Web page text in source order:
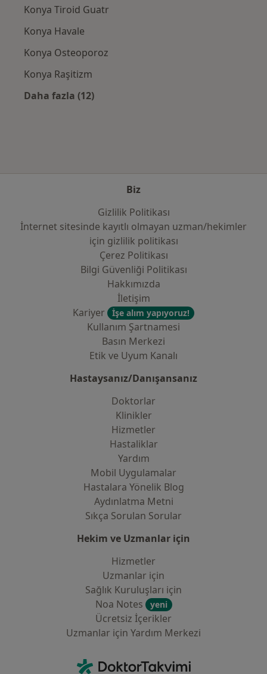
Konya Tiroid Guatr
Konya Havale
Konya Osteoporoz
Konya Raşitizm
Daha fazla (12)
Biz
Gizlilik Politikası
İnternet sitesinde kayıtlı olmayan uzman/hekimler
i̇çin gizlilik politikası
Çerez Politikası
Bilgi Güvenliği Politikası
Hakkımızda
İletişim
Kariyer
İşe alım yapıyoruz!
Kullanım Şartnamesi
Basın Merkezi
Etik ve Uyum Kanalı
Hastaysanız/Danışansanız
Doktorlar
Klinikler
Hizmetler
Hastaliklar
Yardım
Mobil Uygulamalar
Hastalara Yönelik Blog
Aydınlatma Metni
Sıkça Sorulan Sorular
Hekim ve Uzmanlar için
Hizmetler
Uzmanlar için
Sağlık Kuruluşları için
Noa Notes
yeni
Ücretsiz İçerikler
Uzmanlar için Yardım Merkezi
DoktorTakvimi - Ana Sayfa